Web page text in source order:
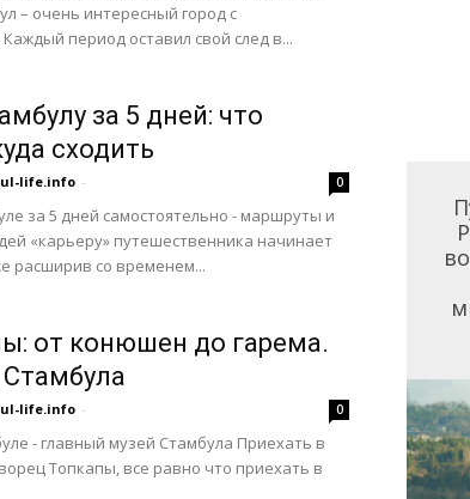
– очень интересный город с
период оставил свой след в...
за 5 дней: что
сходить
life.info - 0
за 5 дней самостоятельно - маршруты и
«карьеру» путешественника начинает
расширив со временем...
от конюшен до гарема.
life.info - 0
- главный музей Стамбула Приехать в
Топкапы, все равно что приехать в